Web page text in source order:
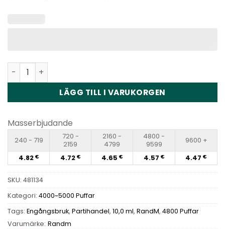
RANDM Glory 4800 Puffs Disposable Vape Wholesale
LÄGG TILL I VARUKORGEN
Masserbjudande
240 - 719
720 -
2159
2160 -
4799
4800 -
9599
9600 +
4.82 € 4.72 € 4.65 € 4.57 € 4.47 €
SKU: 481134
Kategori: 4000~5000 Puffar
Tags: Engångsbruk, Partihandel, 10,0 ml, RandM, 4800 Puffar
Varumärke: Randm